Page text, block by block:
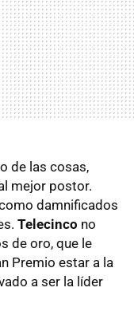
de las cosas,
mejor postor.
damnificados
Telecinco no
de oro, que le
Premio estar a la
a ser la líder